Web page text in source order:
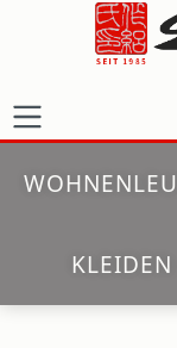
Zum Hauptinhalt
WOHNEN
KLEIDEN